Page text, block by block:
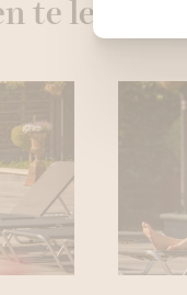
te lezen!